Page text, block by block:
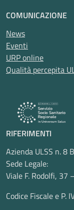
COMUNICAZIONE
News
Eventi
URP online
Qualità percepita
RIFERIMENTI
Azienda ULSS n. 8
Sede Legale:
Viale F. Rodolfi, 37
Codice Fiscale e P.